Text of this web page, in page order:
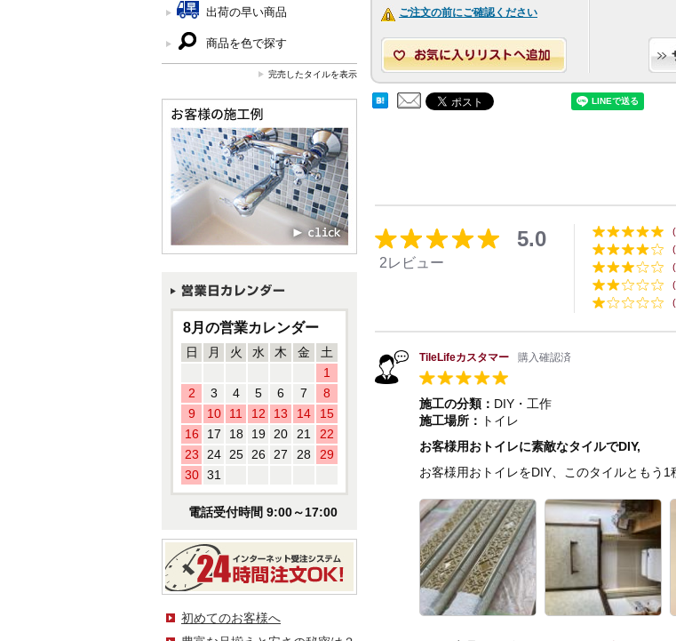
出荷の早い商品
商品を色で探す
完売したタイルを表示
8月の営業カレンダー
日 月 火 水 木 金
土
1
2
3 4 5 6 7
8
9
10 11 12 13 14
15
16
17 18 19 20 21
22
23
24 25 26 27 28
29
30 31
電話受付時間 9:00～17:00
初めてのお客様へ
ご注文の前にご確認ください
5.0
2レビュー
TileLifeカスタマー 購入確認済
施工の分類： DIY・工作
施工場所：
トイレ
お客様用おトイレに素敵なタイルでDIY,
お客様用おトイレをDIY、このタイルともう